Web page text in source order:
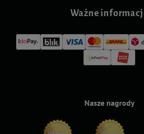
Ważne
Nasze nagrody